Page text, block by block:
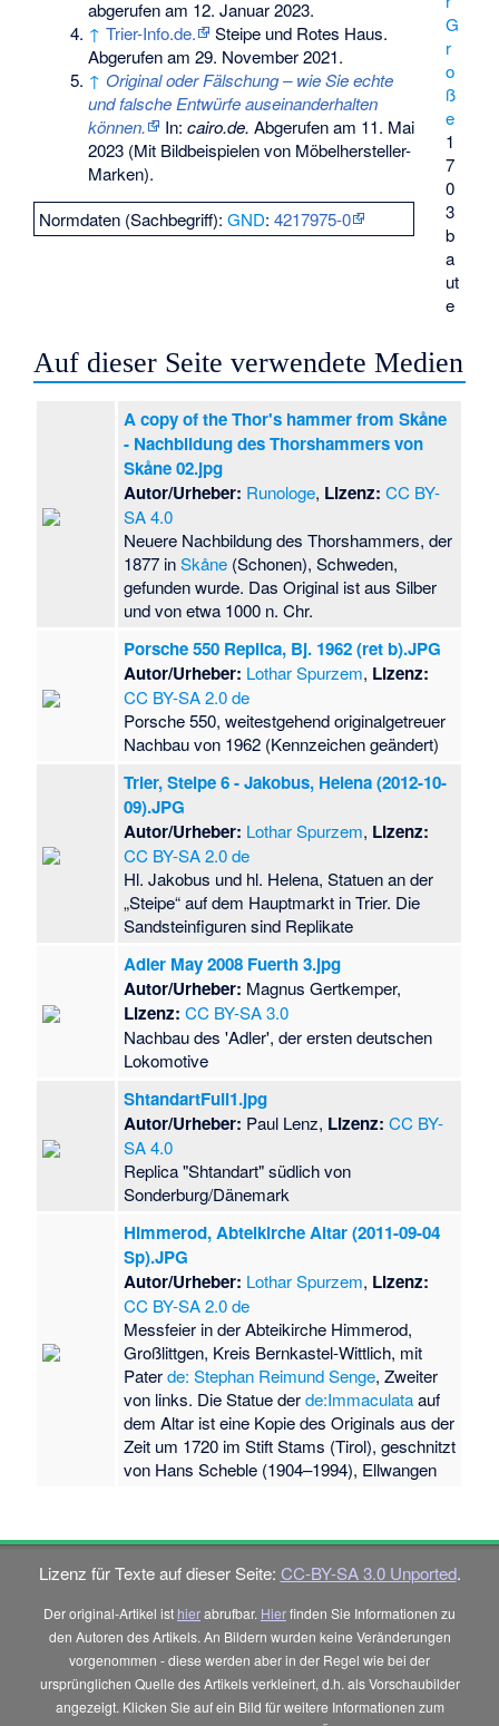
G
r
o
ß
e
1
7
0
3
b
a
ut
e
abgerufen am 12. Januar 2023.
↑ Trier-Info.de.
Steipe und Rotes Haus.
Abgerufen am 29. November 2021.
↑ Original oder Fälschung – wie Sie echte
und falsche Entwürfe auseinanderhalten
können.
In:cairo.de. Abgerufen am 11. Mai
2023 (Mit Bildbeispielen von Möbelhersteller-
Marken).
Normdaten (Sachbegriff):GND:4217975-0
Auf dieser Seite verwendete Medien
A copy of the Thor's hammer from Skåne
- Nachbildung des Thorshammers von
Skåne 02.jpg
Autor/Urheber: Runologe, Lizenz: CC BY-
SA 4.0
Neuere Nachbildung des Thorshammers, der
1877 inSkåne (Schonen), Schweden,
gefunden wurde. Das Original ist aus Silber
und von etwa 1000 n. Chr.
Porsche 550 Replica, Bj. 1962 (ret b).JPG
Autor/Urheber: Lothar Spurzem, Lizenz:
CC BY-SA 2.0 de
Porsche 550, weitestgehend originalgetreuer
Nachbau von 1962 (Kennzeichen geändert)
Trier, Steipe 6 - Jakobus, Helena (2012-10-
09).JPG
Autor/Urheber: Lothar Spurzem, Lizenz:
CC BY-SA 2.0 de
Hl. Jakobus und hl. Helena, Statuen an der
„Steipe“ auf dem Hauptmarkt in Trier. Die
Sandsteinfiguren sind Replikate
Adler May 2008 Fuerth 3.jpg
Autor/Urheber: Magnus Gertkemper,
Lizenz: CC BY-SA 3.0
Nachbau des 'Adler', der ersten deutschen
Lokomotive
ShtandartFull1.jpg
Autor/Urheber: Paul Lenz, Lizenz: CC BY-
SA 4.0
Replica "Shtandart" südlich von
Sonderburg/Dänemark
Himmerod, Abteikirche Altar (2011-09-04
Sp).JPG
Autor/Urheber: Lothar Spurzem, Lizenz:
CC BY-SA 2.0 de
Messfeier in der Abteikirche Himmerod,
Großlittgen, Kreis Bernkastel-Wittlich, mit
Paterde: Stephan Reimund Senge, Zweiter
von links. Die Statue derde:Immaculataauf
dem Altar ist eine Kopie des Originals aus der
Zeit um 1720 im Stift Stams (Tirol), geschnitzt
von Hans Scheble (1904–1994), Ellwangen
Lizenz für Texte auf dieser Seite: CC-BY-SA 3.0 Unported.
Der original-Artikel ist hierabrufbar. Hierfinden Sie Informationen zu
den Autoren des Artikels. An Bildern wurden keine Veränderungen
vorgenommen - diese werden aber in der Regel wie bei der
ursprünglichen Quelle des Artikels verkleinert, d.h. als Vorschaubilder
angezeigt. Klicken Sie auf ein Bild für weitere Informationen zum